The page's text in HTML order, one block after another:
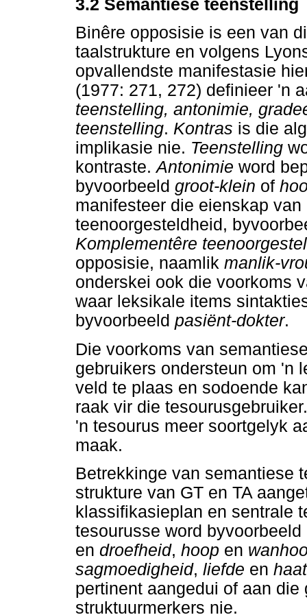
3.2 Semantiese teenstelling
Binêre opposisie is een van
taalstrukture en volgens
opvallendste manifestasie
(1977: 271, 272) definieer 'n
teenstelling, antonimie,
teenstelling. Kontras is die
implikasie nie. Teenstelling
kontraste.Antonimie word
byvoorbeeld groot-klein of
manifesteer die eienskap
teenoorgesteldheid,
Komplementêre
opposisie, naamlik manlik-
onderskei ook die voorkoms
waar leksikale items
byvoorbeeld pasiënt-dokter.
Die voorkoms van
gebruikers ondersteun om 'n
veld te plaas en sodoende
raak vir die
'n tesourus meer soortgelyk
maak.
Betrekkinge van semantiese
strukture van GT en TA
klassifikasieplan en sentrale
tesourusse word
en droefheid, hoop en
sagmoedigheid, liefde en haat
pertinent aangedui of aan
struktuurmerkers nie.